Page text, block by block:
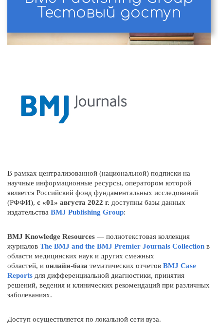
Тестовый доступ
В рамках централизованной (национальной) подписки на
научные информационные ресурсы, оператором которой
является Российский фонд фундаментальных исследований
(РФФИ), с «01» августа 2022 г. доступны базы данных
издательства BMJ Publishing Group:
BMJ Knowledge Resources — полнотекстовая коллекция
журналов The BMJ and the BMJ Premier Journals Collection в
области медицинских наук и других смежных
областей, и онлайн-база тематических отчетов BMJ Case
Reports для дифференциальной диагностики, принятия
решений, ведения и клинических рекомендаций при различных
заболеваниях.
Доступ осуществляется по локальной сети вуза.